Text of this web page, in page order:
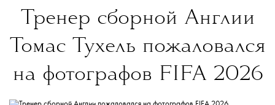
Тренер сборной Англии
Томас Тухель пожаловался
на фотографов FIFA 2026